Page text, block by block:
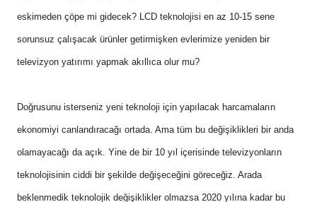
eskimeden çöpe mi gidecek? LCD teknolojisi en az 10-15 sene
sorunsuz çalışacak ürünler getirmişken evlerimize yeniden bir
televizyon yatırımı yapmak akıllıca olur mu?
Doğrusunu isterseniz yeni teknoloji için yapılacak harcamaların
ekonomiyi canlandıracağı ortada. Ama tüm bu değişiklikleri bir anda
olamayacağı da açık. Yine de bir 10 yıl içerisinde televizyonların
teknolojisinin ciddi bir şekilde değişeceğini göreceğiz. Arada
beklenmedik teknolojik değişiklikler olmazsa 2020 yılına kadar bu